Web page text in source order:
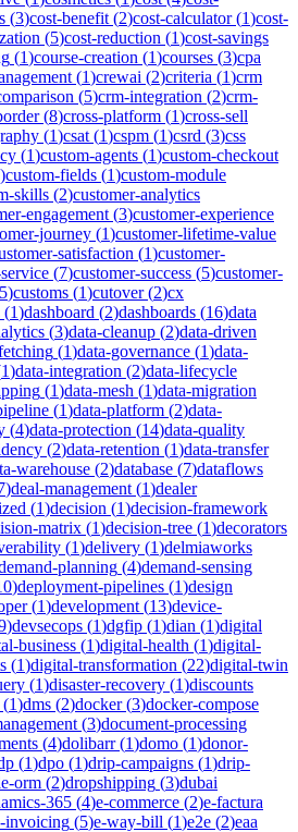
(3)cost-benefit (2)cost-calculator(1)cost-
(5)cost-reduction (1)cost-savings
(1)course-creation (1)courses (3)cpa
(1)crewai (2)criteria (1)crm
(5)crm-integration (2)crm-
(8)cross-platform (1)cross-sell
(1)csat (1)cspm (1)csrd (3)css
(1)custom-agents (1)custom-checkout
)custom-fields (1)custom-module
skills (2)customer-analytics
engagement (3)customer-experience
journey (1)customer-lifetime-value
satisfaction (1)customer-
(7)customer-success (5)customer-
5)customs (1)cutover(2)cx
(1)dashboard (2)dashboards (16)data
(3)data-cleanup (2)data-driven
(1)data-governance (1)data-
1)data-integration (2)data-lifecycle
(1)data-mesh (1)data-migration
(1)data-platform (2)data-
(4)data-protection (14)data-quality
(2)data-retention (1)data-transfer
warehouse (2)database (7)dataflows
)deal-management (1)dealer
(1)decision (1)decision-framework
matrix (1)decision-tree (1)decorators
(1)delivery (1)delmiaworks
planning (4)demand-sensing
)deployment-pipelines (1)design
(1)development (13)device-
)devsecops (1)dgfip (1)dian (1)digital
business (1)digital-health (1)digital-
(1)digital-transformation (22)digital-twin
(1)disaster-recovery (1)discounts
(1)dms (2)docker(3)docker-compose
(3)document-processing
(4)dolibarr(1)domo (1)donor-
(1)dpo (1)drip-campaigns (1)drip-
orm (2)dropshipping (3)dubai
365 (4)e-commerce (2)e-factura
invoicing (5)e-way-bill (1)e2e (2)eaa